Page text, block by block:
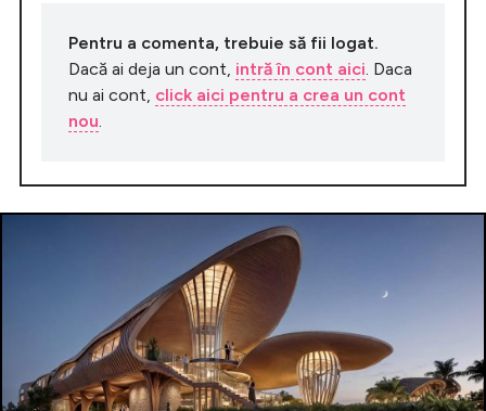
Pentru a comenta, trebuie să fii logat.
Dacă ai deja un cont, intră în cont aici . Daca
nu ai cont, click aici pentru a crea un cont
nou